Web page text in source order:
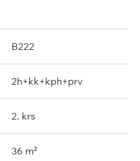
B222
2h+kk+kph+prv
2. krs
36 m²